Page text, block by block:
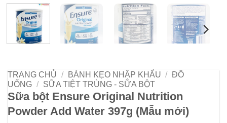
TRANG CHỦ / BÁNH KẸO NHẬP KHẨU / ĐỒ
UỐNG / SỮA TIỆT TRÙNG - SỮA BỘT
Sữa bột Ensure Original Nutrition
Powder Add Water 397g (Mẫu mới)